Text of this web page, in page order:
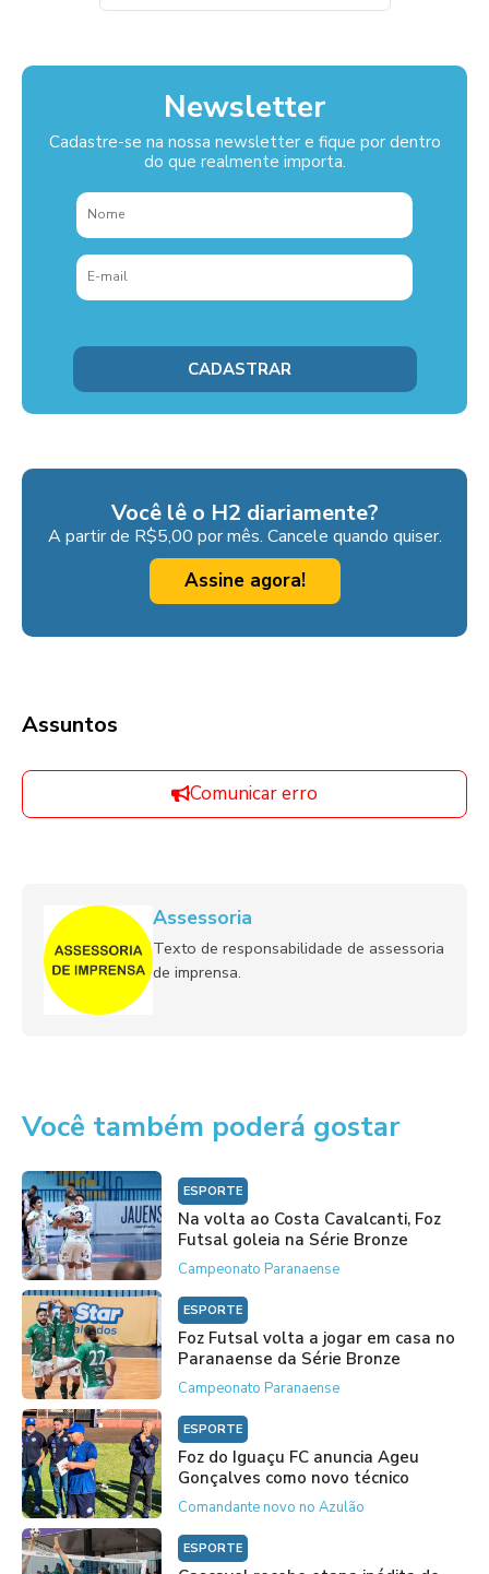
Newsletter
Cadastre-se na nossa newsletter e fique por dentro
do que realmente importa.
Você lê o H2 diariamente?
A partir de R$5,00 por mês. Cancele quando quiser.
Assine agora!
Assuntos
Comunicar erro
Assessoria
Texto de responsabilidade de assessoria
de imprensa.
Você também poderá gostar
ESPORTE
Na volta ao Costa Cavalcanti, Foz
Futsal goleia na Série Bronze
Campeonato Paranaense
ESPORTE
Foz Futsal volta a jogar em casa no
Paranaense da Série Bronze
Campeonato Paranaense
ESPORTE
Foz do Iguaçu FC anuncia Ageu
Gonçalves como novo técnico
Comandante novo no Azulão
ESPORTE